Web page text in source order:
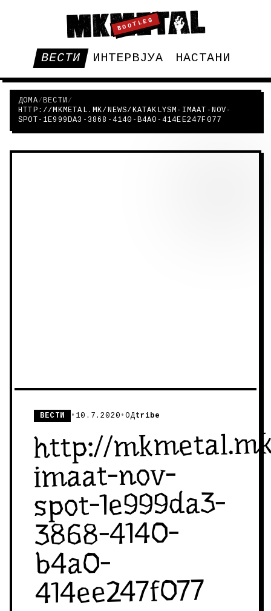
BOOTLEG
ВЕСТИ ИНТЕРВЈУА НАСТАНИ
ДОМА/ВЕСТИ /
HTTP://MKMETAL.MK/NEWS/KATAKLYSM-IMAAT-NOV-
SPOT-1E999DA3-3868-4140-B4A0-414EE247F077
ВЕСТИ • 10.7.2020 •ОДtribe
http://
imaat-nov-
spot-1e999da3-
3868-4140-
b4a0-
414ee247f077